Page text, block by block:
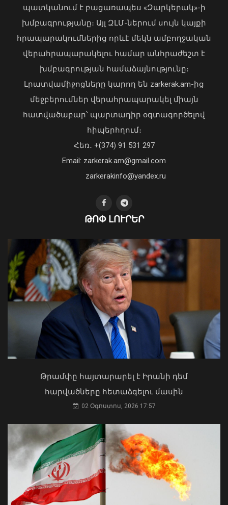
Տեղի է ունեցել Հայաստանի
վարչապետի և Ադրբեջանի
08 Օգոստոս, 2026 12:40
Հյուսիսային կիսագնդում սահմանվել
08 Օգոստոս, 2026 12:26
Արթիկի դպրոցի հաշվապահը
կատարել է առանձնապես խոշոր
08 Օգոստոս, 2026 12:16
կոտրում են Telegram, WhatsApp․
մեդիափորձագետ (տեսանյութ)
04 Օգոստոս, 2026 23:34
Ուկրաինայի Գերագույն Ռադայի
նախագահը շնորհավորել է ՀՀ ԱԺ
նախագահին
04 Օգոստոս, 2026 17:41
պատկանում է բացառապես «Զարկերակ»-ի
խմբագրությանը։ Այլ ԶԼՄ-ներում սույն կայքի
հրապարակումներից որևէ մեկն ամբողջական
վերահրապարակելու համար անհրաժեշտ է
խմբագրության համաձայնությունը։
Լրատվամիջոցները կարող են zarkerak.am-ից
մեջբերումներ վերահրապարակել միայն
հատվածաբար՝ պարտադիր օգտագործելով
հիպերհղում։
Հեռ․ +(374) 91 531 297
Email: zarkerak.am@gmail.com
zarkerakinfo@yandex.ru
ԹՈՓ ԼՈՒՐԵՐ
Թրամփը հայտարարել է Իրանի դեմ
հարվածները հետաձգելու մասին
02 Օգոստոս, 2026 17:57